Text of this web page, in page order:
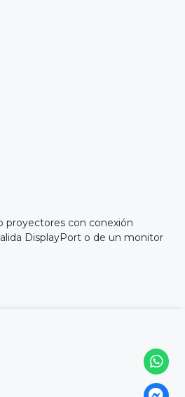
proyectores con conexión
DisplayPort o de un monitor